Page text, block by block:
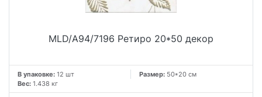
MLD/A94/7196 Ретиро 20*50 декор
В упаковке: 12 шт Размер: 50*20 см
Вес: 1.438 кг